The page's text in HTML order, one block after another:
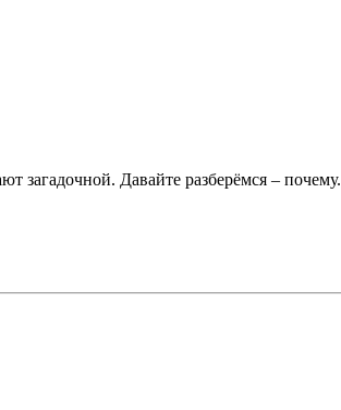
загадочной. Давайте разберёмся – почему.